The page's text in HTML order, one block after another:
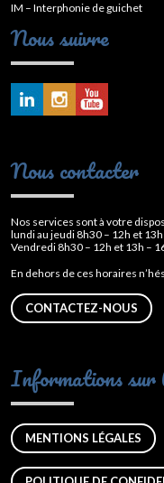
IM – Interphonie de guichet
Nous suivre
Nous contacter
Nos services sont à votre
lundi au jeudi 8h30 – 12h et
Vendredi 8h30 – 12h et 13h –
En dehors de ces horaires
CONTACTEZ-NOUS
Informations sur
MENTIONS LÉGALES